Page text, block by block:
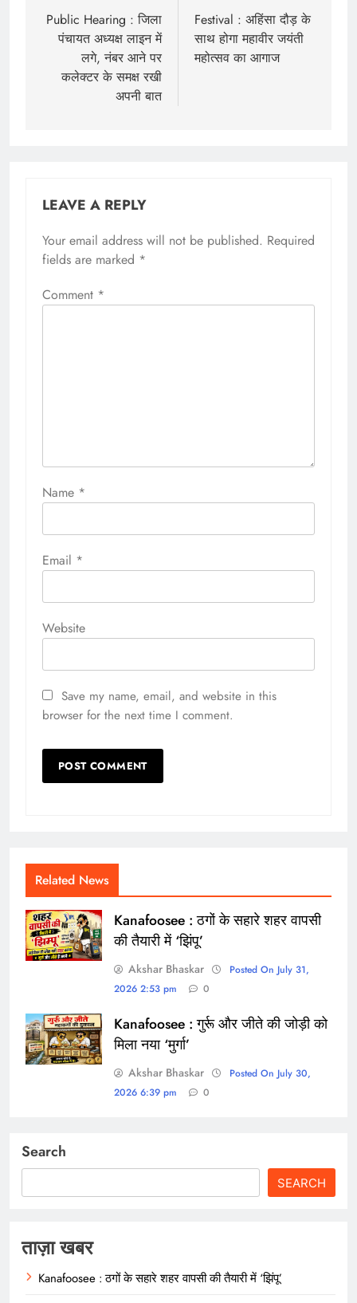
navigation
Public Hearing : जिला
पंचायत अध्यक्ष लाइन में
लगे, नंबर आने पर
कलेक्टर के समक्ष रखी
अपनी बात
Festival : अहिंसा दौड़ के
साथ होगा महावीर जयंती
महोत्सव का आगाज
LEAVE A REPLY
Your email address will not be published. Required
fields are marked *
Comment *
Name *
Email *
Website
Save my name, email, and website in this
browser for the next time I comment.
Related News
Kanafoosee : ठगों के सहारे शहर वापसी
की तैयारी में ‘झिंपू’
Akshar Bhaskar
Posted On July 31,
2026 2:53 pm
0
Kanafoosee : गुर्रू और जीते की जोड़ी को
मिला नया ‘मुर्गा’
Akshar Bhaskar
Posted On July 30,
2026 6:39 pm
0
Search
SEARCH
ताज़ा खबर
Kanafoosee : ठगों के सहारे शहर वापसी की तैयारी में ‘झिंपू’